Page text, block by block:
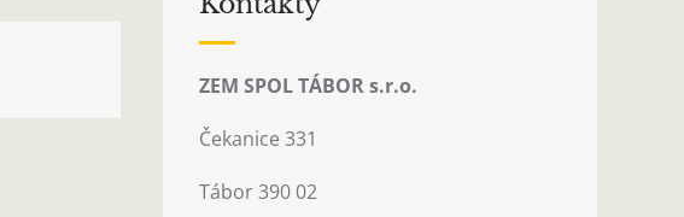
ZEM SPOL TÁBOR s.r.o.
Čekanice 331
Tábor 390 02